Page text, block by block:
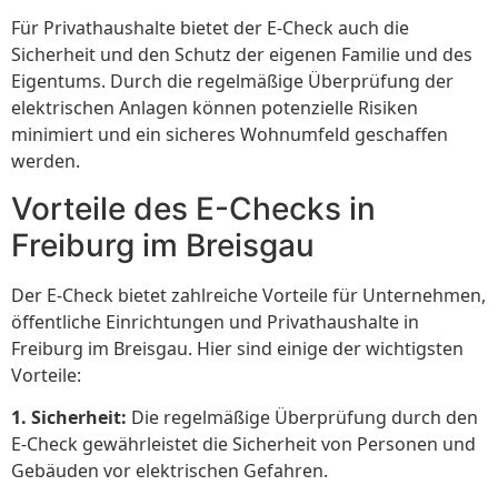
Für Privathaushalte bietet der E-Check auch die
Sicherheit und den Schutz der eigenen Familie und des
Eigentums. Durch die regelmäßige Überprüfung der
elektrischen Anlagen können potenzielle Risiken
minimiert und ein sicheres Wohnumfeld geschaffen
werden.
Vorteile des E-Checks in
Freiburg im Breisgau
Der E-Check bietet zahlreiche Vorteile für Unternehmen,
öffentliche Einrichtungen und Privathaushalte in
Freiburg im Breisgau. Hier sind einige der wichtigsten
Vorteile:
1. Sicherheit: Die regelmäßige Überprüfung durch den
E-Check gewährleistet die Sicherheit von Personen und
Gebäuden vor elektrischen Gefahren.